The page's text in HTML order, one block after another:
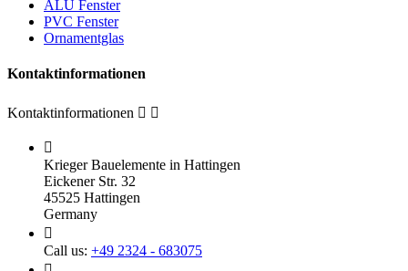
ALU Fenster
PVC Fenster
Ornamentglas
Kontaktinformationen
Kontaktinformationen  

Krieger Bauelemente in Hattingen
Eickener Str. 32
45525 Hattingen
Germany

Call us: +49 2324 - 683075